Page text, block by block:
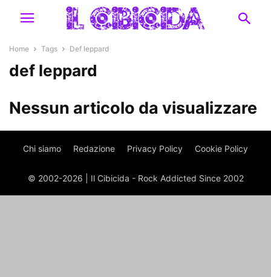
Home Tags Def leppard
def leppard
Nessun articolo da visualizzare
Chi siamo Redazione Privacy Policy Cookie Policy
© 2002-2026 | Il Cibicida - Rock Addicted Since 2002